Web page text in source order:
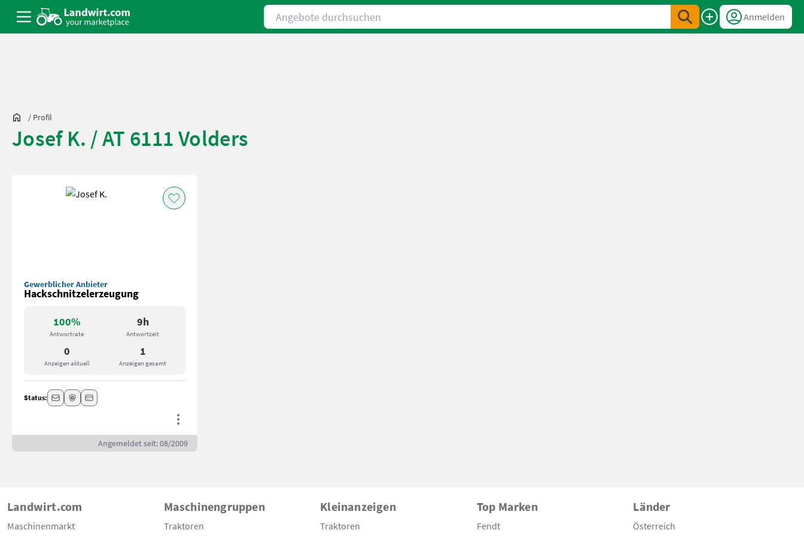
Angebote durchsuchen
Anmelden
/ Profil
Josef K. / AT 6111 Volders
Gewerblicher Anbieter
Hackschnitzelerzeugung
100%
Antwortrate
9h
Antwortzeit
0
Anzeigen aktuell
1
Anzeigen gesamt
Status:
Angemeldet seit: 08/2009
Landwirt.com
Maschinenmarkt
Maschinengruppen
Traktoren
Kleinanzeigen
Traktoren
Top Marken
Fendt
Länder
Österreich